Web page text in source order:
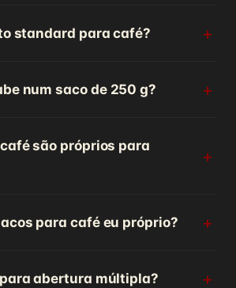
standard para café?
num saco de 250 g?
são próprios para
para café eu próprio?
abertura múltipla?